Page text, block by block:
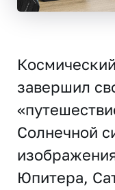
завершил
Солнечной
Юпитера,